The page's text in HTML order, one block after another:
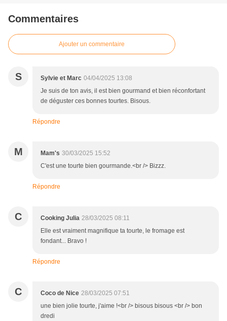
Commentaires
Ajouter un commentaire
S Sylvie et Marc 04/04/2025 13:08
Je suis de ton avis, il est bien gourmand et bien réconfortant
de déguster ces bonnes tourtes. Bisous.
Répondre
M Mam's 30/03/2025 15:52
C'est une tourte bien gourmande.<br /> Bizzz.
Répondre
C Cooking Julia 28/03/2025 08:11
Elle est vraiment magnifique ta tourte, le fromage est
fondant... Bravo !
Répondre
C Coco de Nice 28/03/2025 07:51
une bien jolie tourte, j'aime !<br /> bisous bisous <br /> bon
dredi